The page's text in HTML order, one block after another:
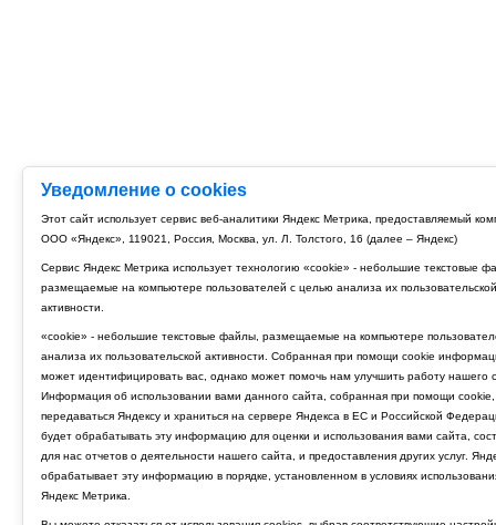
Уведомление о cookies
Этот сайт использует сервис веб-аналитики Яндекс Метрика, предоставляемый
ООО «Яндекс», 119021, Россия, Москва, ул. Л. Толстого, 16 (далее – Яндекс)
Сервис Яндекс Метрика использует технологию «cookie» - небольшие текстовые
размещаемые на компьютере пользователей с целью анализа их пользовательской
активности.
«cookie» - небольшие текстовые файлы, размещаемые на компьютере
анализа их пользовательской активности. Собранная при помощи cookie
может идентифицировать вас, однако может помочь нам улучшить работу нашего
Информация об использовании вами данного сайта, собранная при помощи cookie,
передаваться Яндексу и храниться на сервере Яндекса в ЕС и Российской
будет обрабатывать эту информацию для оценки и использования вами сайта,
для нас отчетов о деятельности нашего сайта, и предоставления других услуг.
обрабатывает эту информацию в порядке, установленном в условиях
Яндекс Метрика.